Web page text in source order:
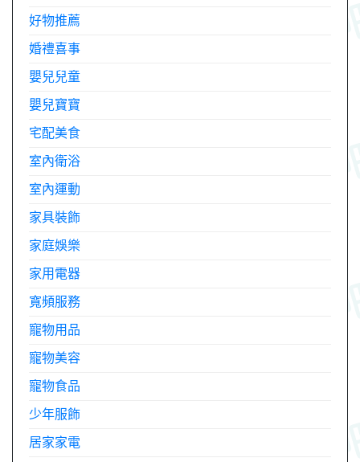
好物推薦
婚禮喜事
嬰兒兒童
嬰兒寶寶
宅配美食
室內衛浴
室內運動
家具裝飾
家庭娛樂
家用電器
寬頻服務
寵物用品
寵物美容
寵物食品
少年服飾
居家家電